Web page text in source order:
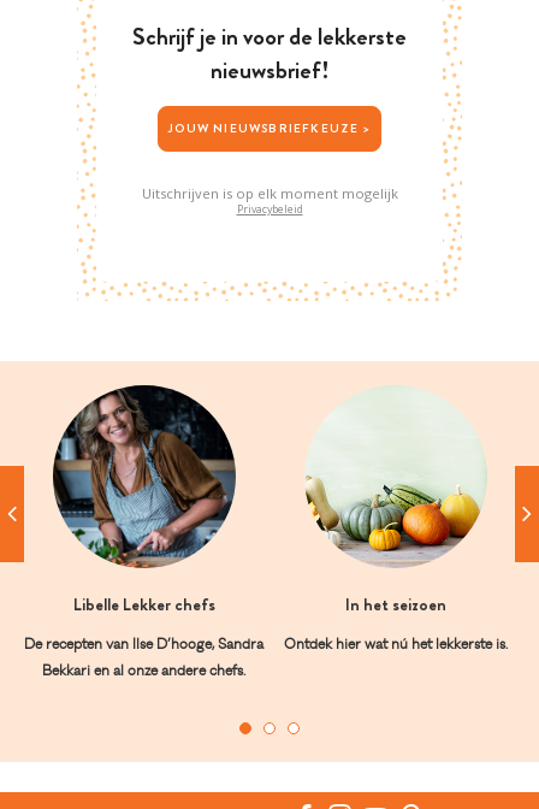
Schrijf je in voor de lekkerste
nieuwsbrief!
JOUW NIEUWSBRIEFKEUZE >
Uitschrijven is op elk moment mogelijk
Privacybeleid
Libelle Lekker chefs
De recepten van Ilse D’hooge, Sandra
Bekkari en al onze andere chefs.
In het seizoen
Ontdek hier wat nú het lekkerste is.